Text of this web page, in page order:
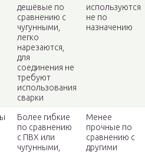
дешёвые по
сравнению с
чугунными,
легко
нарезаются,
для
соединения не
требуют
использования
сварки
используются
не по
назначению
Более гибкие
по сравнению
с ПВХ или
чугунными,
Менее
прочные по
сравнению с
другими